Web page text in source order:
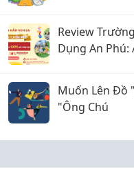
Review
Dụng An Phú:
Muốn Lên Đồ
"Ông Chú